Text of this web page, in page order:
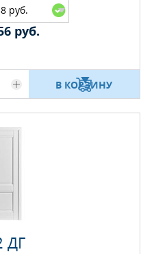
руб.
В КОРЗИНУ
руб.
ДГ